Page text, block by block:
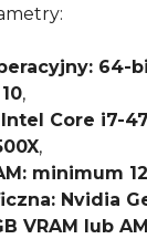
64-
,
Core i7-
,
minimum
Nvidia
VRAM lub